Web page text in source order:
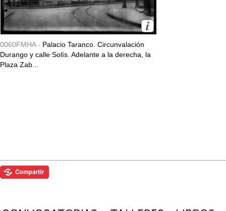
0060FMHA - Palacio Taranco. Circunvalación
Durango y calle Solís. Adelante a la derecha, la
Plaza Zab...